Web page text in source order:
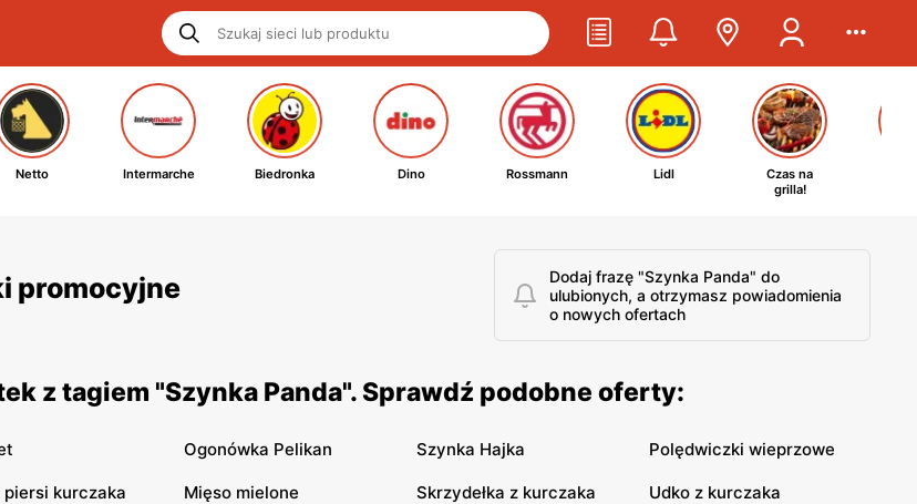
Netto Intermarche Biedronka Dino Rossmann Lidl
Czas na
grilla!
promocyjne
Dodaj frazę "Szynka Panda" do
ulubionych, a otrzymasz powiadomienia
o nowych ofertach
z tagiem "Szynka Panda". Sprawdź podobne oferty:
Ogonówka Pelikan Szynka Hajka Polędwiczki wieprzowe
piersi kurczaka Mięso mielone Skrzydełka z kurczaka Udko z kurczaka